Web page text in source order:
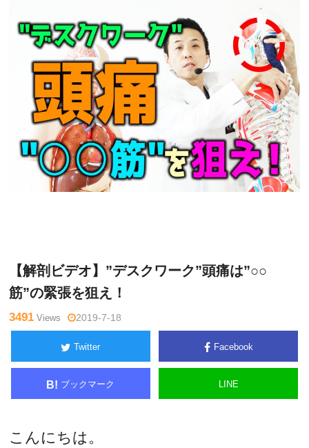
【解剖ビデオ】”デスクワーク”頭痛は”○○
筋”の緊張を狙え！
3491 Views 2019-7-18
Twitter Facebook
B! ブックマーク LINE
こんにちは。